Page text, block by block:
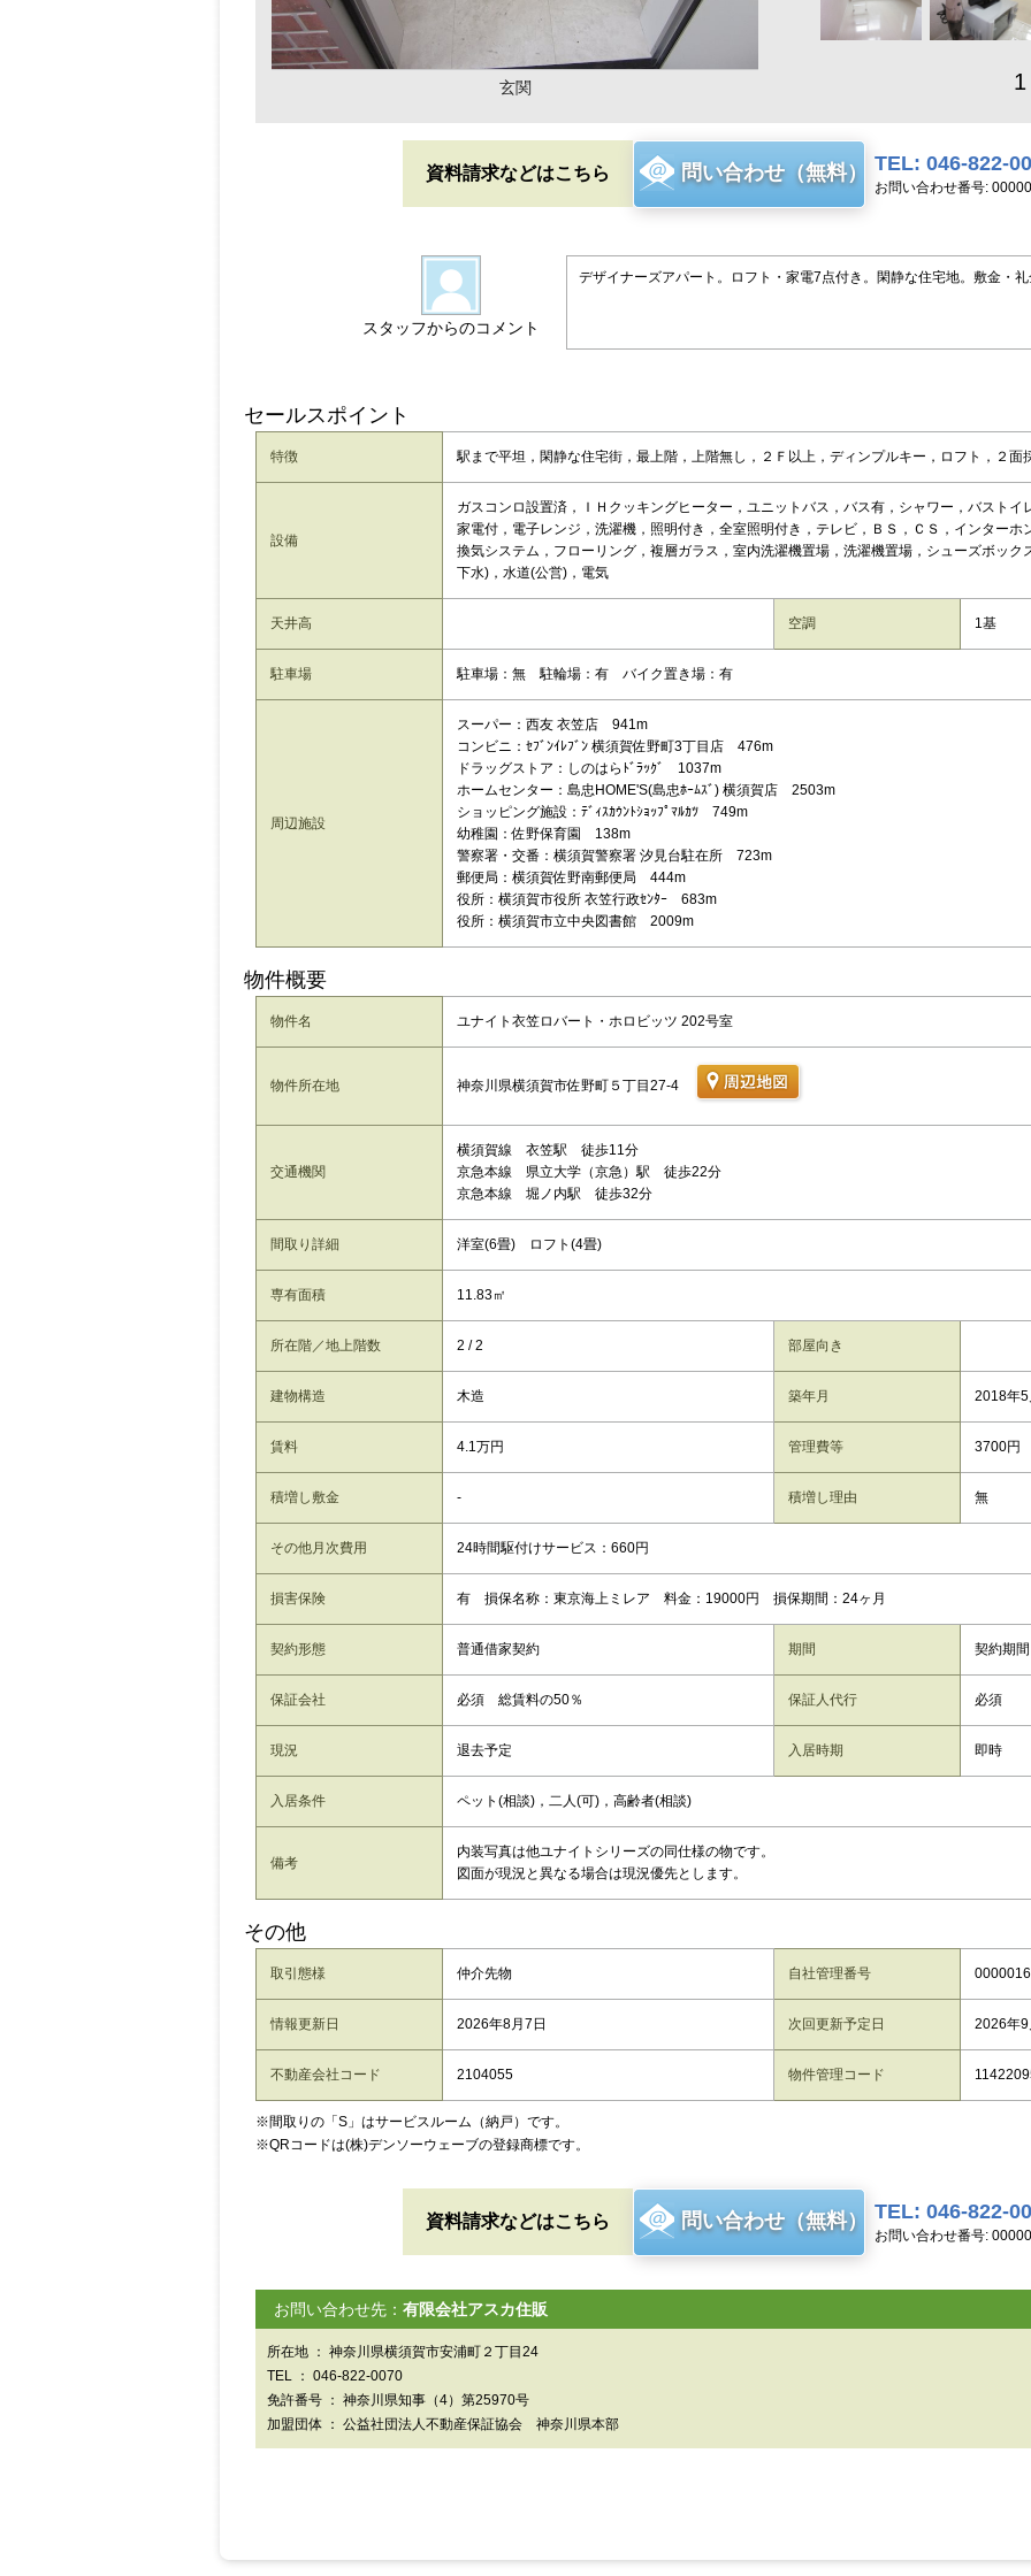
玄関
資料請求などはこちら 問い合わせ（無料） TEL: 046-822-
お問い合わせ番号:
スタッフからのコメント
デザイナーズアパート。ロフト・家電7点付き。閑静な住宅地。敷金・
セールスポイント
特徴 駅まで平坦，閑静な住宅街，最上階，上階無し，２Ｆ以上，ディンプルキー，ロフト，２面
設備
ガスコンロ設置済，ＩＨクッキングヒーター，ユニットバス，バス有，シャワー，バスト
家電付，電子レンジ，洗濯機，照明付き，全室照明付き，テレビ，ＢＳ，ＣＳ，インター
換気システム，フローリング，複層ガラス，室内洗濯機置場，洗濯機置場，シューズボッ
下水)，水道(公営)，電気
天井高 空調 1基
駐車場 駐車場：無 駐輪場：有 バイク置き場：有
周辺施設
スーパー：西友 衣笠店 941m
コンビニ：ｾﾌﾞﾝｲﾚﾌﾞﾝ 横須賀佐野町3丁目店 476m
ドラッグストア：しのはらﾄﾞﾗｯｸﾞ 1037m
ホームセンター：島忠HOME'S(島忠ﾎｰﾑｽﾞ) 横須賀店 2503m
ショッピング施設：ﾃﾞｨｽｶｳﾝﾄｼｮｯﾌﾟﾏﾙｶﾂ 749m
幼稚園：佐野保育園 138m
警察署・交番：横須賀警察署 汐見台駐在所 723m
郵便局：横須賀佐野南郵便局 444m
役所：横須賀市役所 衣笠行政ｾﾝﾀｰ 683m
役所：横須賀市立中央図書館 2009m
物件概要
物件名 ユナイト衣笠ロバート・ホロビッツ 202号室
物件所在地 神奈川県横須賀市佐野町５丁目27-4
交通機関
横須賀線 衣笠駅 徒歩11分
京急本線 県立大学（京急）駅 徒歩22分
京急本線 堀ノ内駅 徒歩32分
間取り詳細 洋室(6畳) ロフト(4畳)
専有面積 11.83㎡
所在階／地上階数 2 / 2 部屋向き
建物構造 木造 築年月 2018年5
賃料 4.1万円 管理費等 3700円
積増し敷金 - 積増し理由 無
その他月次費用 24時間駆付けサービス：660円
損害保険 有 損保名称：東京海上ミレア 料金：19000円 損保期間：24ヶ月
契約形態 普通借家契約 期間 契約期
保証会社 必須 総賃料の50％ 保証人代行 必須
現況 退去予定 入居時期 即時
入居条件 ペット(相談)，二人(可)，高齢者(相談)
備考
内装写真は他ユナイトシリーズの同仕様の物です。
図面が現況と異なる場合は現況優先とします。
その他
取引態様 仲介先物 自社管理番号
情報更新日 2026年8月7日 次回更新予定日 2026年
不動産会社コード 2104055 物件管理コード
※間取りの「S」はサービスルーム（納戸）です。
※QRコードは(株)デンソーウェーブの登録商標です。
資料請求などはこちら 問い合わせ（無料） TEL: 046-822-
お問い合わせ番号:
お問い合わせ先： 有限会社アスカ住販
所在地 ： 神奈川県横須賀市安浦町２丁目24
TEL ： 046-822-0070
免許番号 ： 神奈川県知事（4）第25970号
加盟団体 ： 公益社団法人不動産保証協会 神奈川県本部